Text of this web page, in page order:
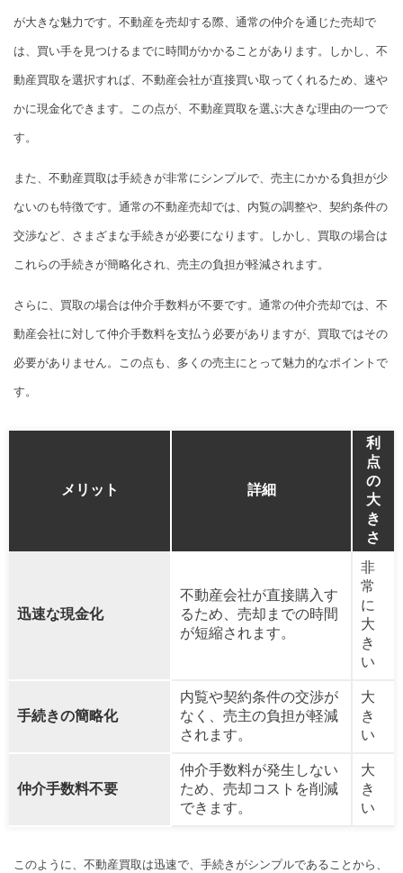
が大きな魅力です。不動産を売却する際、通常の仲介を通じた売却で
は、買い手を見つけるまでに時間がかかることがあります。しかし、不
動産買取を選択すれば、不動産会社が直接買い取ってくれるため、速や
かに現金化できます。この点が、不動産買取を選ぶ大きな理由の一つで
す。
また、不動産買取は手続きが非常にシンプルで、売主にかかる負担が少
ないのも特徴です。通常の不動産売却では、内覧の調整や、契約条件の
交渉など、さまざまな手続きが必要になります。しかし、買取の場合は
これらの手続きが簡略化され、売主の負担が軽減されます。
さらに、買取の場合は仲介手数料が不要です。通常の仲介売却では、不
動産会社に対して仲介手数料を支払う必要がありますが、買取ではその
必要がありません。この点も、多くの売主にとって魅力的なポイントで
す。
メリット 詳細
利
点
の
大
き
さ
迅速な現金化
不動産会社が直接購入す
るため、売却までの時間
が短縮されます。
非
常
に
大
き
い
手続きの簡略化
内覧や契約条件の交渉が
なく、売主の負担が軽減
されます。
大
き
い
仲介手数料不要
仲介手数料が発生しない
ため、売却コストを削減
できます。
大
き
い
このように、不動産買取は迅速で、手続きがシンプルであることから、